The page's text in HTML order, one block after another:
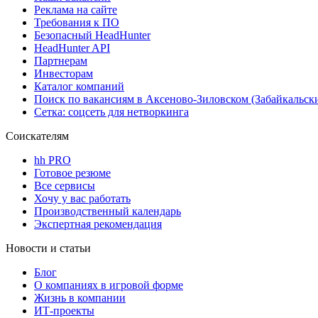
Реклама на сайте
Требования к ПО
Безопасный HeadHunter
HeadHunter API
Партнерам
Инвесторам
Каталог компаний
Поиск по вакансиям в Аксеново-Зиловском
Сетка: соцсеть для нетворкинга
Соискателям
hh PRO
Готовое резюме
Все сервисы
Хочу у вас работать
Производственный календарь
Экспертная рекомендация
Новости и статьи
Блог
О компаниях в игровой форме
Жизнь в компании
ИТ-проекты